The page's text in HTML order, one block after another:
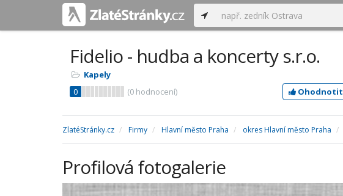
Fidelio - hudba a koncerty s.r.o.
Kapely
0
(0 hodnocení) Ohodnotit
ZlatéStránky.cz Firmy Hlavní město Praha okres Hlavní město Praha
Profilová fotogalerie